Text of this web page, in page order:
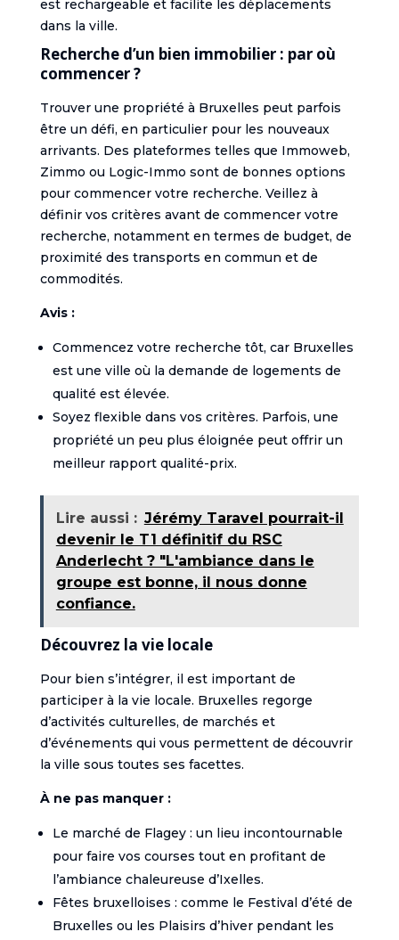
est rechargeable et facilite les déplacements
dans la ville.
Recherche d’un bien immobilier : par où
commencer ?
Trouver une propriété à Bruxelles peut parfois
être un défi, en particulier pour les nouveaux
arrivants. Des plateformes telles que Immoweb,
Zimmo ou Logic-Immo sont de bonnes options
pour commencer votre recherche. Veillez à
définir vos critères avant de commencer votre
recherche, notamment en termes de budget, de
proximité des transports en commun et de
commodités.
Avis :
Commencez votre recherche tôt, car Bruxelles
est une ville où la demande de logements de
qualité est élevée.
Soyez flexible dans vos critères. Parfois, une
propriété un peu plus éloignée peut offrir un
meilleur rapport qualité-prix.
Lire aussi : Jérémy Taravel pourrait-il
devenir le T1 définitif du RSC
Anderlecht ? "L'ambiance dans le
groupe est bonne, il nous donne
confiance.
Découvrez la vie locale
Pour bien s’intégrer, il est important de
participer à la vie locale. Bruxelles regorge
d’activités culturelles, de marchés et
d’événements qui vous permettent de découvrir
la ville sous toutes ses facettes.
À ne pas manquer :
Le marché de Flagey : un lieu incontournable
pour faire vos courses tout en profitant de
l’ambiance chaleureuse d’Ixelles.
Fêtes bruxelloises : comme le Festival d’été de
Bruxelles ou les Plaisirs d’hiver pendant les